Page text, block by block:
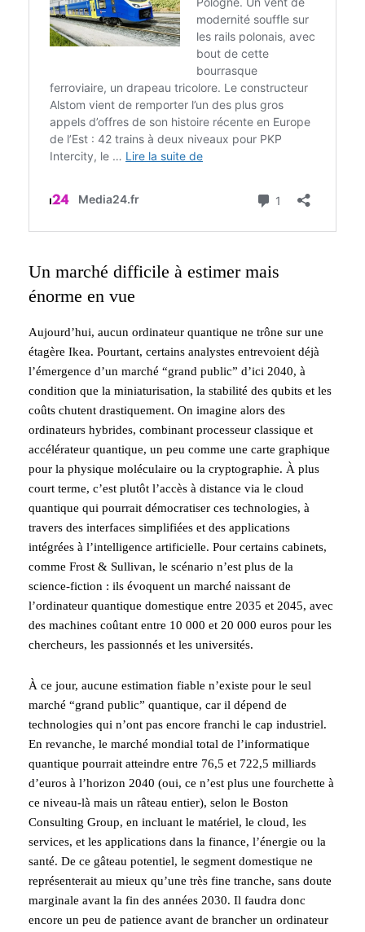
Un marché difficile à estimer mais
énorme en vue
Aujourd’hui, aucun ordinateur quantique ne trône sur une
étagère Ikea. Pourtant, certains analystes entrevoient déjà
l’émergence d’un marché “grand public” d’ici 2040, à
condition que la miniaturisation, la stabilité des qubits et les
coûts chutent drastiquement. On imagine alors des
ordinateurs hybrides, combinant processeur classique et
accélérateur quantique, un peu comme une carte graphique
pour la physique moléculaire ou la cryptographie. À plus
court terme, c’est plutôt l’accès à distance via le cloud
quantique qui pourrait démocratiser ces technologies, à
travers des interfaces simplifiées et des applications
intégrées à l’intelligence artificielle. Pour certains cabinets,
comme Frost & Sullivan, le scénario n’est plus de la
science-fiction : ils évoquent un marché naissant de
l’ordinateur quantique domestique entre 2035 et 2045, avec
des machines coûtant entre 10 000 et 20 000 euros pour les
chercheurs, les passionnés et les universités.
À ce jour, aucune estimation fiable n’existe pour le seul
marché “grand public” quantique, car il dépend de
technologies qui n’ont pas encore franchi le cap industriel.
En revanche, le marché mondial total de l’informatique
quantique pourrait atteindre entre 76,5 et 722,5 milliards
d’euros à l’horizon 2040 (oui, ce n’est plus une fourchette à
ce niveau-là mais un râteau entier), selon le Boston
Consulting Group, en incluant le matériel, le cloud, les
services, et les applications dans la finance, l’énergie ou la
santé. De ce gâteau potentiel, le segment domestique ne
représenterait au mieux qu’une très fine tranche, sans doute
marginale avant la fin des années 2030. Il faudra donc
encore un peu de patience avant de brancher un ordinateur